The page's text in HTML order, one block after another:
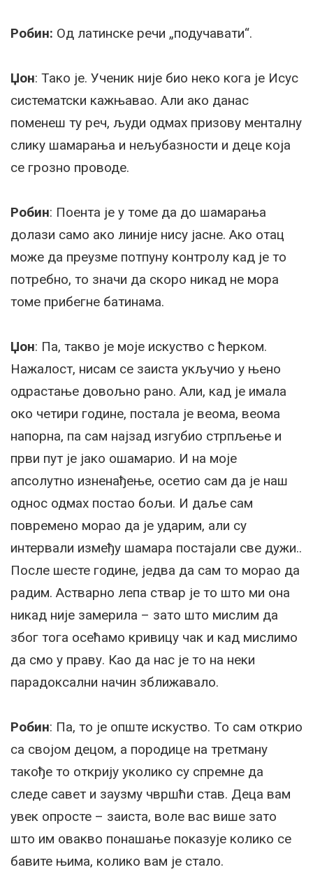
Робин: Од латинске речи „подучавати“.
Џон: Тако је. Ученик није био неко кога је Исус
систематски кажњавао. Али ако данас
поменеш ту реч, људи одмах призову менталну
слику шамарања и нељубазности и деце која
се грозно проводе.
Робин: Поента је у томе да до шамарања
долази само ако линије нису јасне. Ако отац
може да преузме потпуну контролу кад је то
потребно, то значи да скоро никад не мора
томе прибегне батинама.
Џон: Па, такво је моје искуство с ћерком.
Нажалост, нисам се заиста укључио у њено
одрастање довољно рано. Али, кад је имала
око четири године, постала је веома, веома
напорна, па сам најзад изгубио стрпљење и
први пут је јако ошамарио. И на моје
апсолутно изненађење, осетио сам да је наш
однос одмах постао бољи. И даље сам
повремено морао да је ударим, али су
интервали између шамара постајали све дужи..
После шесте године, једва да сам то морао да
радим. Астварно лепа ствар је то што ми она
никад није замерила – зато што мислим да
због тога осећамо кривицу чак и кад мислимо
да смо у праву. Као да нас је то на неки
парадоксални начин зближавало.
Робин: Па, то је опште искуство. То сам открио
са својом децом, а породице на третману
такође то открију уколико су спремне да
следе савет и заузму чвршћи став. Деца вам
увек опросте – заиста, воле вас више зато
што им овакво понашање показује колико се
бавите њима, колико вам је стало.